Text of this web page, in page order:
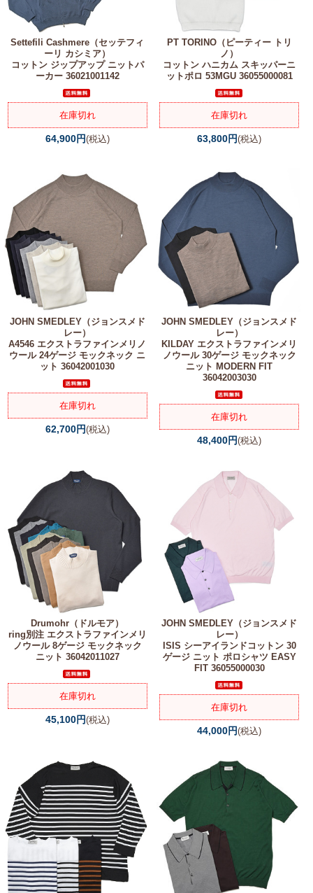
Settefili Cashmere（セッテフィ
ーリ カシミア）
コットン ジップアップ ニットパ
ーカー 36021001142
在庫切れ
64,900円(税込)
PT TORINO（ピーティー トリ
ノ）
コットン ハニカム スキッパーニ
ットポロ 53MGU 36055000081
在庫切れ
63,800円(税込)
JOHN SMEDLEY（ジョンスメド
レー）
A4546 エクストラファインメリノ
ウール 24ゲージ モックネック ニ
ット 36042001030
在庫切れ
62,700円(税込)
JOHN SMEDLEY（ジョンスメド
レー）
KILDAY エクストラファインメリ
ノウール 30ゲージ モックネック
ニット MODERN FIT
36042003030
在庫切れ
48,400円(税込)
Drumohr（ドルモア）
ring別注 エクストラファインメリ
ノウール 8ゲージ モックネック
ニット 36042011027
在庫切れ
45,100円(税込)
JOHN SMEDLEY（ジョンスメド
レー）
ISIS シーアイランドコットン 30
ゲージ ニット ポロシャツ EASY
FIT 36055000030
在庫切れ
44,000円(税込)